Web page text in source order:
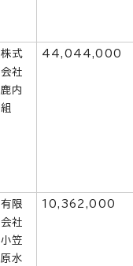
株式
会社
鹿内
組
44,044,000
有限
会社
小笠
原水
10,362,000